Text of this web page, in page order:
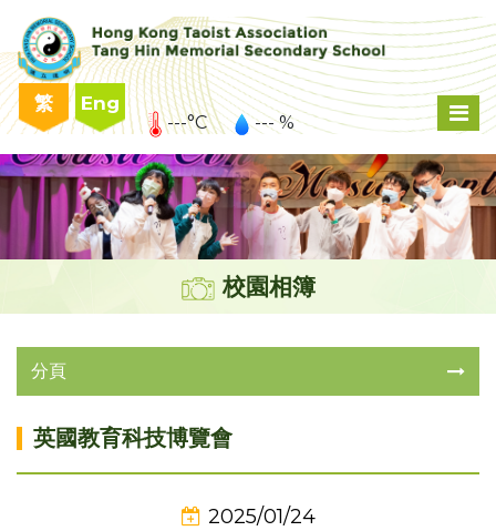
繁 Eng
---°C --- %
校園相簿
分頁
英國教育科技博覽會
2025/01/24